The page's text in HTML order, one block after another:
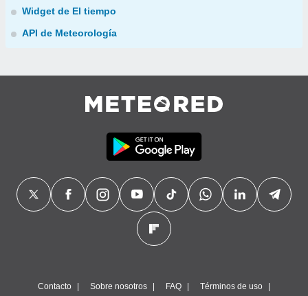
Widget de El tiempo
API de Meteorología
Contacto Sobre nosotros FAQ Términos de uso